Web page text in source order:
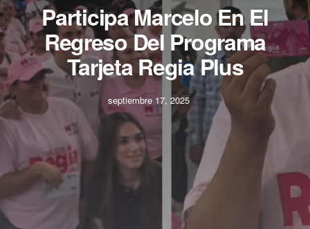
Participa Marcelo En El
Regreso Del Programa
Tarjeta Regia Plus
septiembre 17, 2025